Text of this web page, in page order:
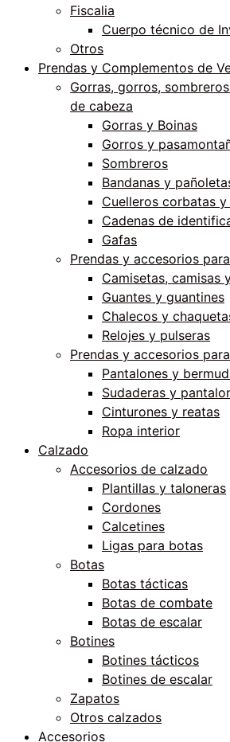
Fiscalia
Cuerpo técnico de
Otros
Prendas y Complementos de
Gorras, gorros,
de cabeza
Gorras y Boinas
Gorros y
Sombreros
Bandanas y
Cuelleros corbatas
Cadenas de
Gafas
Prendas y accesorios
Camisetas, camisas
Guantes y guantines
Chalecos y
Relojes y pulseras
Prendas y accesorios
Pantalones y
Sudaderas y
Cinturones y reatas
Ropa interior
Calzado
Accesorios de calzado
Plantillas y taloneras
Cordones
Calcetines
Ligas para botas
Botas
Botas tácticas
Botas de combate
Botas de escalar
Botines
Botines tácticos
Botines de escalar
Zapatos
Otros calzados
Accesorios